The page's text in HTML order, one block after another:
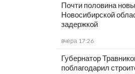
Почти половина
Новосибирской
задержкой
вчера 17:26
Губернатор
поблагодарил